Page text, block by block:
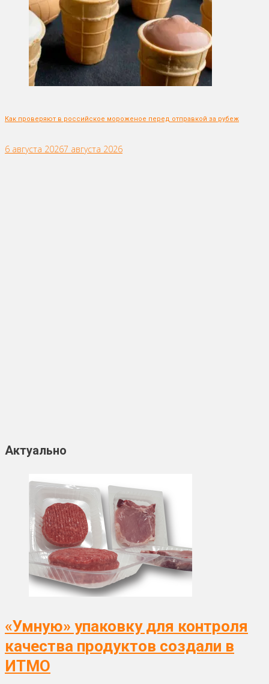
Как проверяют в российское мороженое перед отправкой за рубеж
6 августа 20267 августа 2026
Актуально
«Умную» упаковку для контроля
качества продуктов создали в
ИТМО